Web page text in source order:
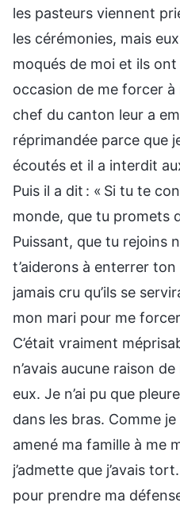
les pasteurs viennent
les cérémonies, mais
moqués de moi et ils
occasion de me forcer
chef du canton leur a
réprimandée parce que
écoutés et il a interdit
Puis il a dit : « Si tu te
monde, que tu promets
Puissant, que tu rejoins
t’aiderons à enterrer ton
jamais cru qu’ils se
mon mari pour me
C’était vraiment
n’avais aucune raison
eux. Je n’ai pu que
dans les bras. Comme
amené ma famille à me
j’admette que j’avais
pour prendre ma